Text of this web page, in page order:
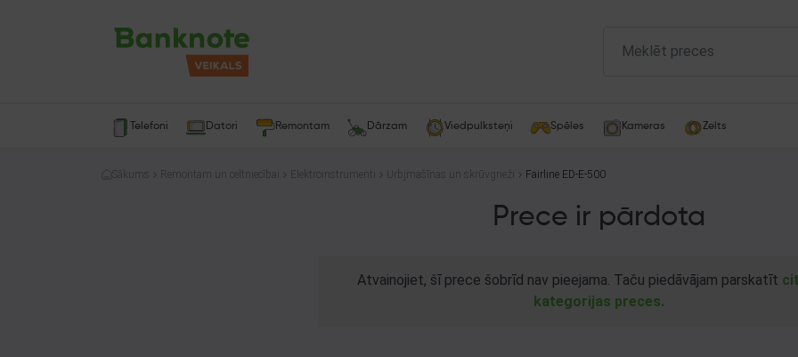
Telefoni Datori Remontam Dārzam Viedpulksteņi Spēles Kameras Zelts
Sākums Remontam un celtniecībai Elektroinstrumenti Urbjmašīnas un skrūvgrieži Fairline ED-E-500
Prece ir pārdota
Atvainojiet, šī prece šobrīd nav pieejama. Taču piedāvājam parskatīt
kategorijas preces.